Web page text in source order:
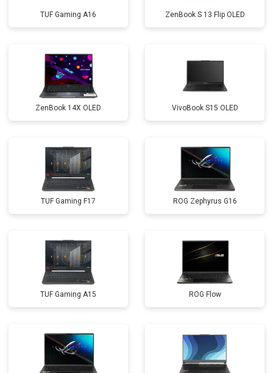
Замена оперативной памяти от 1100 ₽ Заказать
Замена северного моста
Ремонт петель от 3990 ₽ Заказать
TUF Gaming A16 ZenBook S 13 Flip OLED
ZenBook 14X OLED VivoBook S15 OLED
TUF Gaming F17 ROG Zephyrus G16
TUF Gaming A15 ROG Flow